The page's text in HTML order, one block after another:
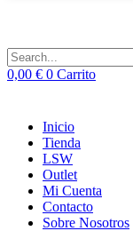
0,00 € 0 Carrito
Inicio
Tienda
LSW
Outlet
Mi Cuenta
Contacto
Sobre Nosotros